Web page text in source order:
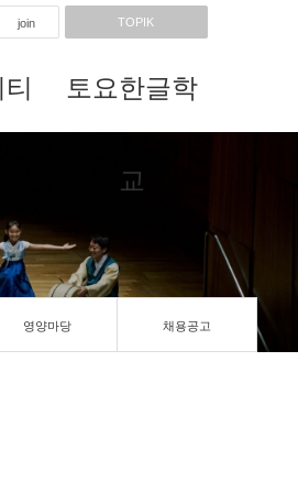
join TOPIK
토요한글학
교
영양마당 채용공고